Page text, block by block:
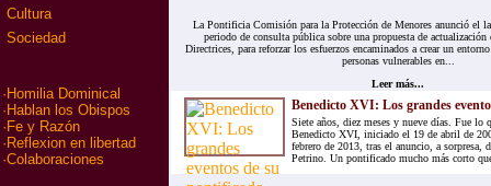
Cultura
Sociedad
· Homilia Dominical
· Hablan los Obispos
· Fe y Razón
· Reflexion en libertad
·Colaboraciones
La Pontificia Comisión para la Protección de Menores anunció el
periodo de consulta pública sobre una propuesta de
Directrices, para reforzar los esfuerzos encaminados a crear un
personas vulnerables en...
Leer más...
Benedicto XVI: Los grandes
Siete años, diez meses y nueve días. Fue lo
Benedicto XVI, iniciado el 19 de abril de
febrero de 2013, tras el anuncio, a sorpresa,
Petrino. Un pontificado mucho más corto